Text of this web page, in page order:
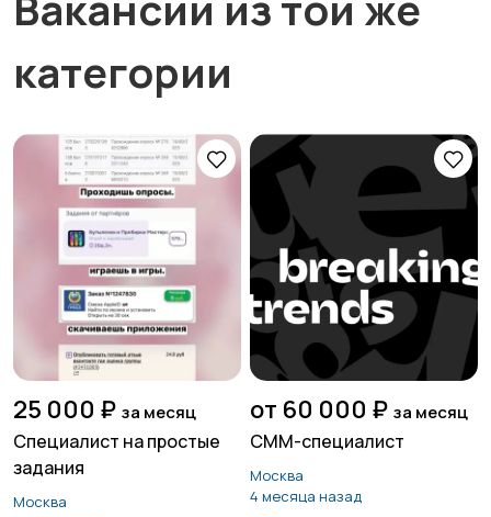
категории
25 000 ₽ за месяц
Специалист на простые
задания
Москва
от 60 000 ₽ за месяц
СММ-специалист
Москва
4 месяца назад